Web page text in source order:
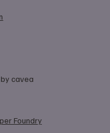
Foundry
cavea